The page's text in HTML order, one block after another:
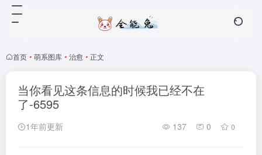
首页 • 萌系图库 • 治愈 • 正文
当你看见这条信息的时候我已经不在
了-6595
1年前更新 137 0 0